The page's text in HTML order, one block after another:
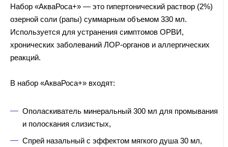
Набор «АкваРоса+» — это гипертонический раствор (2%)
озерной соли (рапы) суммарным объемом 330 мл.
Используется для устранения симптомов ОРВИ,
хронических заболеваний ЛОР-органов и аллергических
реакций.
В набор «АкваРоса+» входят:
Ополаскиватель минеральный 300 мл для промывания
и полоскания слизистых,
Спрей назальный с эффектом мягкого душа 30 мл,